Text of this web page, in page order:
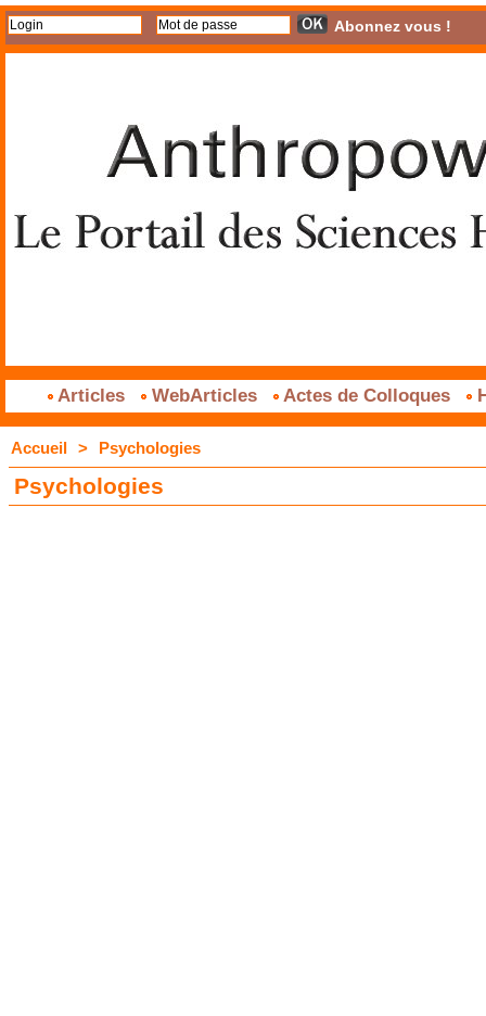
Abonnez vous !
Articles WebArticles Actes de Colloques
Accueil > Psychologies
Psychologies